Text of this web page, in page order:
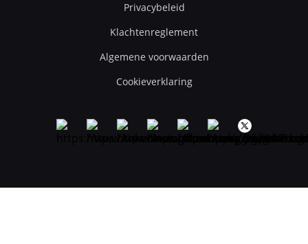
Privacybeleid
Klachtenreglement
Algemene voorwaarden
Cookieverklaring